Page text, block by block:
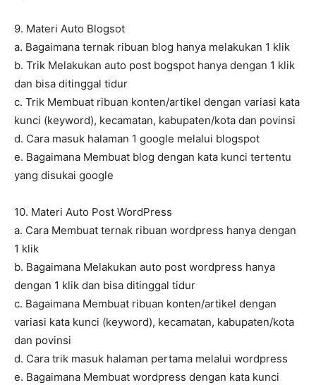
9. Materi Auto Blogsot
a. Bagaimana ternak ribuan blog hanya melakukan 1 klik
b. Trik Melakukan auto post bogspot hanya dengan 1 klik
dan bisa ditinggal tidur
c. Trik Membuat ribuan konten/artikel dengan variasi kata
kunci (keyword), kecamatan, kabupaten/kota dan povinsi
d. Cara masuk halaman 1 google melalui blogspot
e. Bagaimana Membuat blog dengan kata kunci tertentu
yang disukai google
10. Materi Auto Post WordPress
a. Cara Membuat ternak ribuan wordpress hanya dengan
1 klik
b. Bagaimana Melakukan auto post wordpress hanya
dengan 1 klik dan bisa ditinggal tidur
c. Bagaimana Membuat ribuan konten/artikel dengan
variasi kata kunci (keyword), kecamatan, kabupaten/kota
dan povinsi
d. Cara trik masuk halaman pertama melalui wordpress
e. Bagaimana Membuat wordpress dengan kata kunci